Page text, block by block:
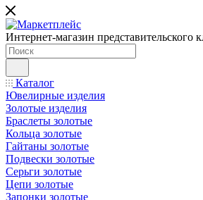
Интернет-магазин представительского
Каталог
Ювелирные изделия
Золотые изделия
Браслеты золотые
Кольца золотые
Гайтаны золотые
Подвески золотые
Серьги золотые
Цепи золотые
Запонки золотые